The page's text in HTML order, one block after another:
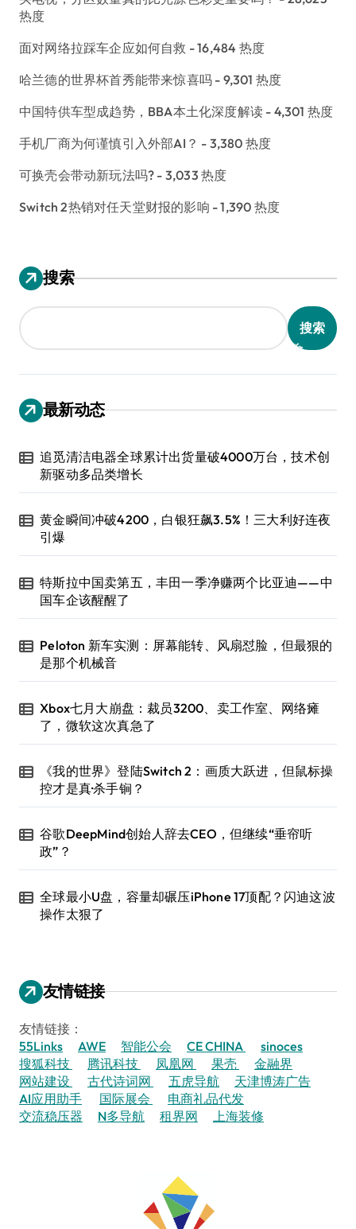
热度
面对网络拉踩车企应如何自救 - 16,484 热度
哈兰德的世界杯首秀能带来惊喜吗 - 9,301 热度
中国特供车型成趋势，BBA本土化深度解读 - 4,301 热度
手机厂商为何谨慎引入外部AI？ - 3,380 热度
可换壳会带动新玩法吗? - 3,033 热度
Switch 2热销对任天堂财报的影响 - 1,390 热度
搜索
搜索
最新动态
追觅清洁电器全球累计出货量破4000万台，技术创
新驱动多品类增长
黄金瞬间冲破4200，白银狂飙3.5%！三大利好连夜
引爆
特斯拉中国卖第五，丰田一季净赚两个比亚迪——中
国车企该醒醒了
Peloton 新车实测：屏幕能转、风扇怼脸，但最狠的
是那个机械音
Xbox七月大崩盘：裁员3200、卖工作室、网络瘫
了，微软这次真急了
《我的世界》登陆Switch 2：画质大跃进，但鼠标操
控才是真·杀手锏？
谷歌DeepMind创始人辞去CEO，但继续“垂帘听
政”？
全球最小U盘，容量却碾压iPhone 17顶配？闪迪这波
操作太狠了
友情链接
友情链接：
55Links
AWE 智能公会 CE CHINA
sinoces
搜狐科技
腾讯科技 凤凰网 果壳
金融界
网站建设
古代诗词网 五虎导航
天津博涛广告
AI应用助手
国际展会
电商礼品代发
交流稳压器
N多导航 租界网 上海装修